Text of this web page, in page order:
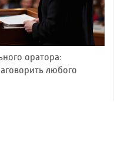
оратора:
любого